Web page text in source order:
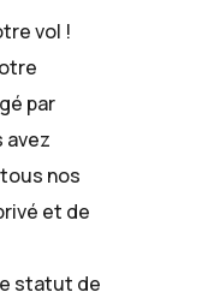
vol !
par
avez
nos
et de
statut de